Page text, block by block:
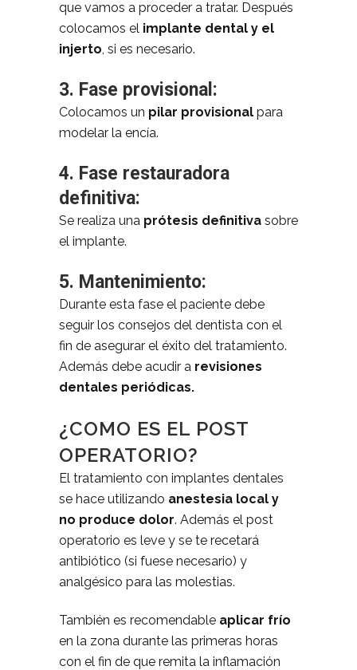
que vamos a proceder a tratar. Después
colocamos el implante dental y el
injerto, si es necesario.
3. Fase provisional:
Colocamos un pilar provisional para
modelar la encía.
4. Fase restauradora
definitiva:
Se realiza una prótesis definitiva sobre
el implante.
5. Mantenimiento:
Durante esta fase el paciente debe
seguir los consejos del dentista con el
fin de asegurar el éxito del tratamiento.
Además debe acudir a revisiones
dentales periódicas.
¿COMO ES EL POST
OPERATORIO?
El tratamiento con implantes dentales
se hace utilizando anestesia local y
no produce dolor. Además el post
operatorio es leve y se te recetará
antibiótico (si fuese necesario) y
analgésico para las molestias.
También es recomendable aplicar frío
en la zona durante las primeras horas
con el fin de que remita la inflamación